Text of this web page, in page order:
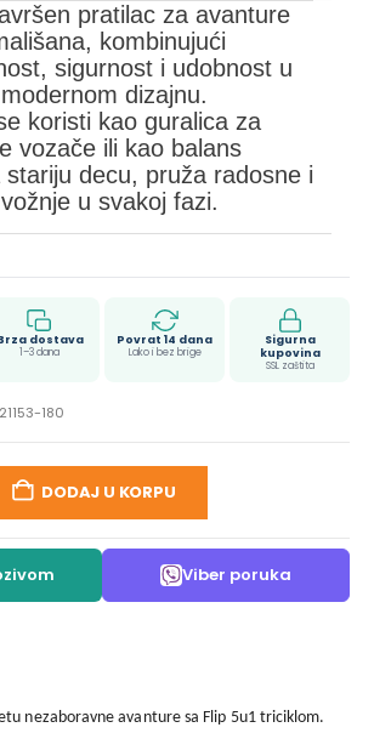
pratilac za avanture
kombinujući
sigurnost i udobnost u
dizajnu.
koristi kao guralica za
vozače ili kao balans
stariju decu, pruža radosne i
u svakoj fazi.
dostava
1–3 dana
Povrat 14 dana
Lako i bez brige
Sigurna
kupovina
SSL zaštita
180
DODAJ U KORPU
Viber poruka
nezaboravne avanture sa Flip 5u1 triciklom.